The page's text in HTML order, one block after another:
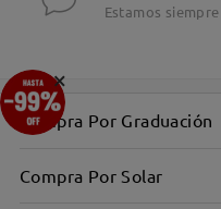
Estamos
Compra Por Graduación
Compra Por Solar
×